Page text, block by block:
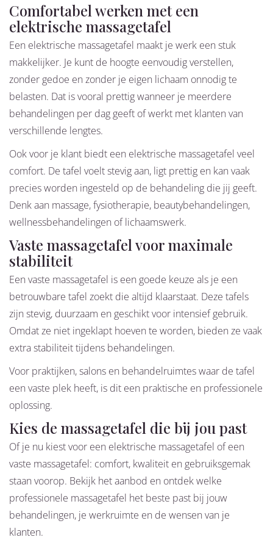
Comfortabel werken met een
elektrische massagetafel
Een elektrische massagetafel maakt je werk een stuk
makkelijker. Je kunt de hoogte eenvoudig verstellen,
zonder gedoe en zonder je eigen lichaam onnodig te
belasten. Dat is vooral prettig wanneer je meerdere
behandelingen per dag geeft of werkt met klanten van
verschillende lengtes.
Ook voor je klant biedt een elektrische massagetafel veel
comfort. De tafel voelt stevig aan, ligt prettig en kan vaak
precies worden ingesteld op de behandeling die jij geeft.
Denk aan massage, fysiotherapie, beautybehandelingen,
wellnessbehandelingen of lichaamswerk.
Vaste massagetafel voor maximale
stabiliteit
Een vaste massagetafel is een goede keuze als je een
betrouwbare tafel zoekt die altijd klaarstaat. Deze tafels
zijn stevig, duurzaam en geschikt voor intensief gebruik.
Omdat ze niet ingeklapt hoeven te worden, bieden ze vaak
extra stabiliteit tijdens behandelingen.
Voor praktijken, salons en behandelruimtes waar de tafel
een vaste plek heeft, is dit een praktische en professionele
oplossing.
Kies de massagetafel die bij jou past
Of je nu kiest voor een elektrische massagetafel of een
vaste massagetafel: comfort, kwaliteit en gebruiksgemak
staan voorop. Bekijk het aanbod en ontdek welke
professionele massagetafel het beste past bij jouw
behandelingen, je werkruimte en de wensen van je
klanten.